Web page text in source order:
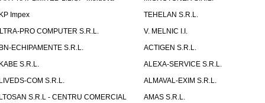
Impex
TEHELAN S.R.L.
PRO COMPUTER S.R.L.
V. MELNIC I.I.
ECHIPAMENTE S.R.L.
ACTIGEN S.R.L.
S.R.L.
ALEXA-SERVICE S.R.L.
COM S.R.L.
ALMAVAL-EXIM S.R.L.
S.R.L - CENTRU COMERCIAL
AMAS S.R.L.